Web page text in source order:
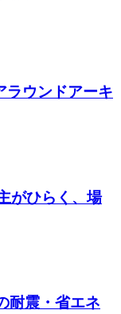
ラウンドアーキ
がひらく、場
耐震・省エネ